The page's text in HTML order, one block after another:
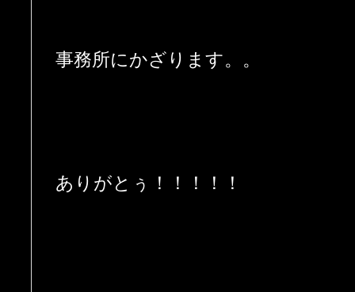
事務所にかざります。。
ありがとぅ！！！！！